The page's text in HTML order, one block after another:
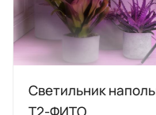
Светильник
Т2-ФИТО